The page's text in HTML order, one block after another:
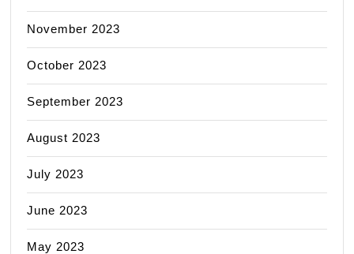
November 2023
October 2023
September 2023
August 2023
July 2023
June 2023
May 2023